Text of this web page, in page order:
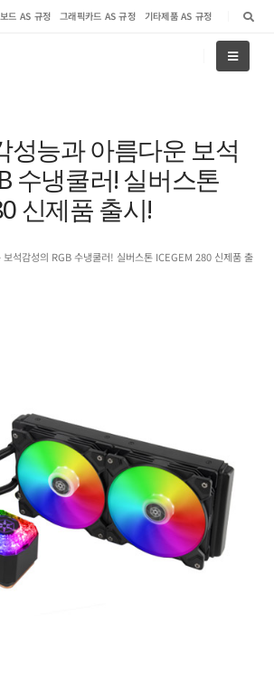
드 AS 규정 그래픽카드 AS 규정 기타제품 AS 규정
성능과 아름다운 보석
수냉쿨러! 실버스톤
신제품 출시!
보석감성의 RGB 수냉쿨러! 실버스톤 ICEGEM 280 신제품 출